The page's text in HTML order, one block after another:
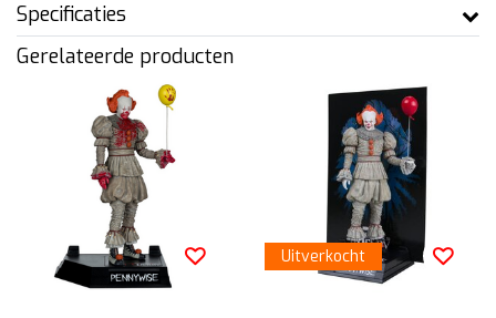
Specificaties
Gerelateerde producten
Uitverkocht